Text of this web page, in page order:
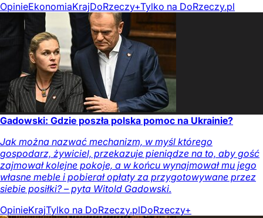
OpinieEkonomiaKrajDoRzeczy+Tylko na DoRzeczy.pl
Gadowski: Gdzie poszła polska pomoc na Ukrainie?
Jak można nazwać mechanizm, w myśl którego
gospodarz, żywiciel, przekazuje pieniądze na to, aby gość
zajmował kolejne pokoje, a w końcu wynajmował mu jego
własne meble i pobierał opłaty za przygotowywane przez
siebie posiłki? – pyta Witold Gadowski.
OpinieKrajTylko na DoRzeczy.plDoRzeczy+